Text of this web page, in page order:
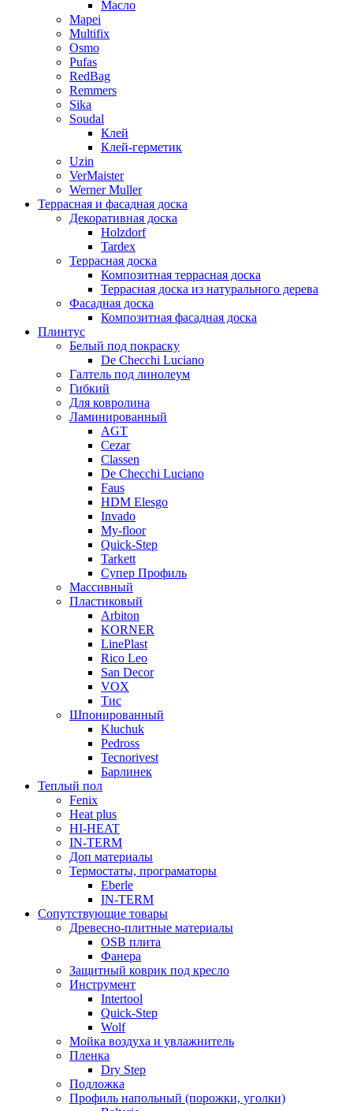
Масло
Mapei
Multifix
Osmo
Pufas
RedBag
Remmers
Sika
Soudal
Клей
Клей-герметик
Uzin
VerMaister
Werner Muller
Террасная и фасадная доска
Декоративная доска
Holzdorf
Tardex
Террасная доска
Композитная террасная доска
Террасная доска из натурального дерева
Фасадная доска
Композитная фасадная доска
Плинтус
Белый под покраску
De Checchi Luciano
Галтель под линолеум
Гибкий
Для ковролина
Ламинированный
AGT
Cezar
Classen
De Checchi Luciano
Faus
HDM Elesgo
Invado
My-floor
Quick-Step
Tarkett
Супер Профиль
Массивный
Пластиковый
Arbiton
KORNER
LinePlast
Rico Leo
San Decor
VOX
Тис
Шпонированный
Kluchuk
Pedross
Tecnorivest
Барлинек
Теплый пол
Fenix
Heat plus
HI-HEAT
IN-TERM
Доп материалы
Термостаты, програматоры
Eberle
IN-TERM
Сопутствующие товары
Древесно-плитные материалы
OSB плита
Фанера
Защитный коврик под кресло
Инструмент
Intertool
Quick-Step
Wolf
Мойка воздуха и увлажнитель
Пленка
Dry Step
Подложка
Профиль напольный (порожки, уголки)